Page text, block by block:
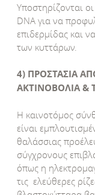
Υποστηρίζονται
DNA για να
επιδερμίδας και
των κυττάρων.
4) ΠΡΟΣΤΑΣΙΑ
ΑΚΤΙΝΟΒΟΛΙΑ &
Η καινοτόμος
είναι
θαλάσσιας
σύγχρονους
όπως η
τις ελεύθερες